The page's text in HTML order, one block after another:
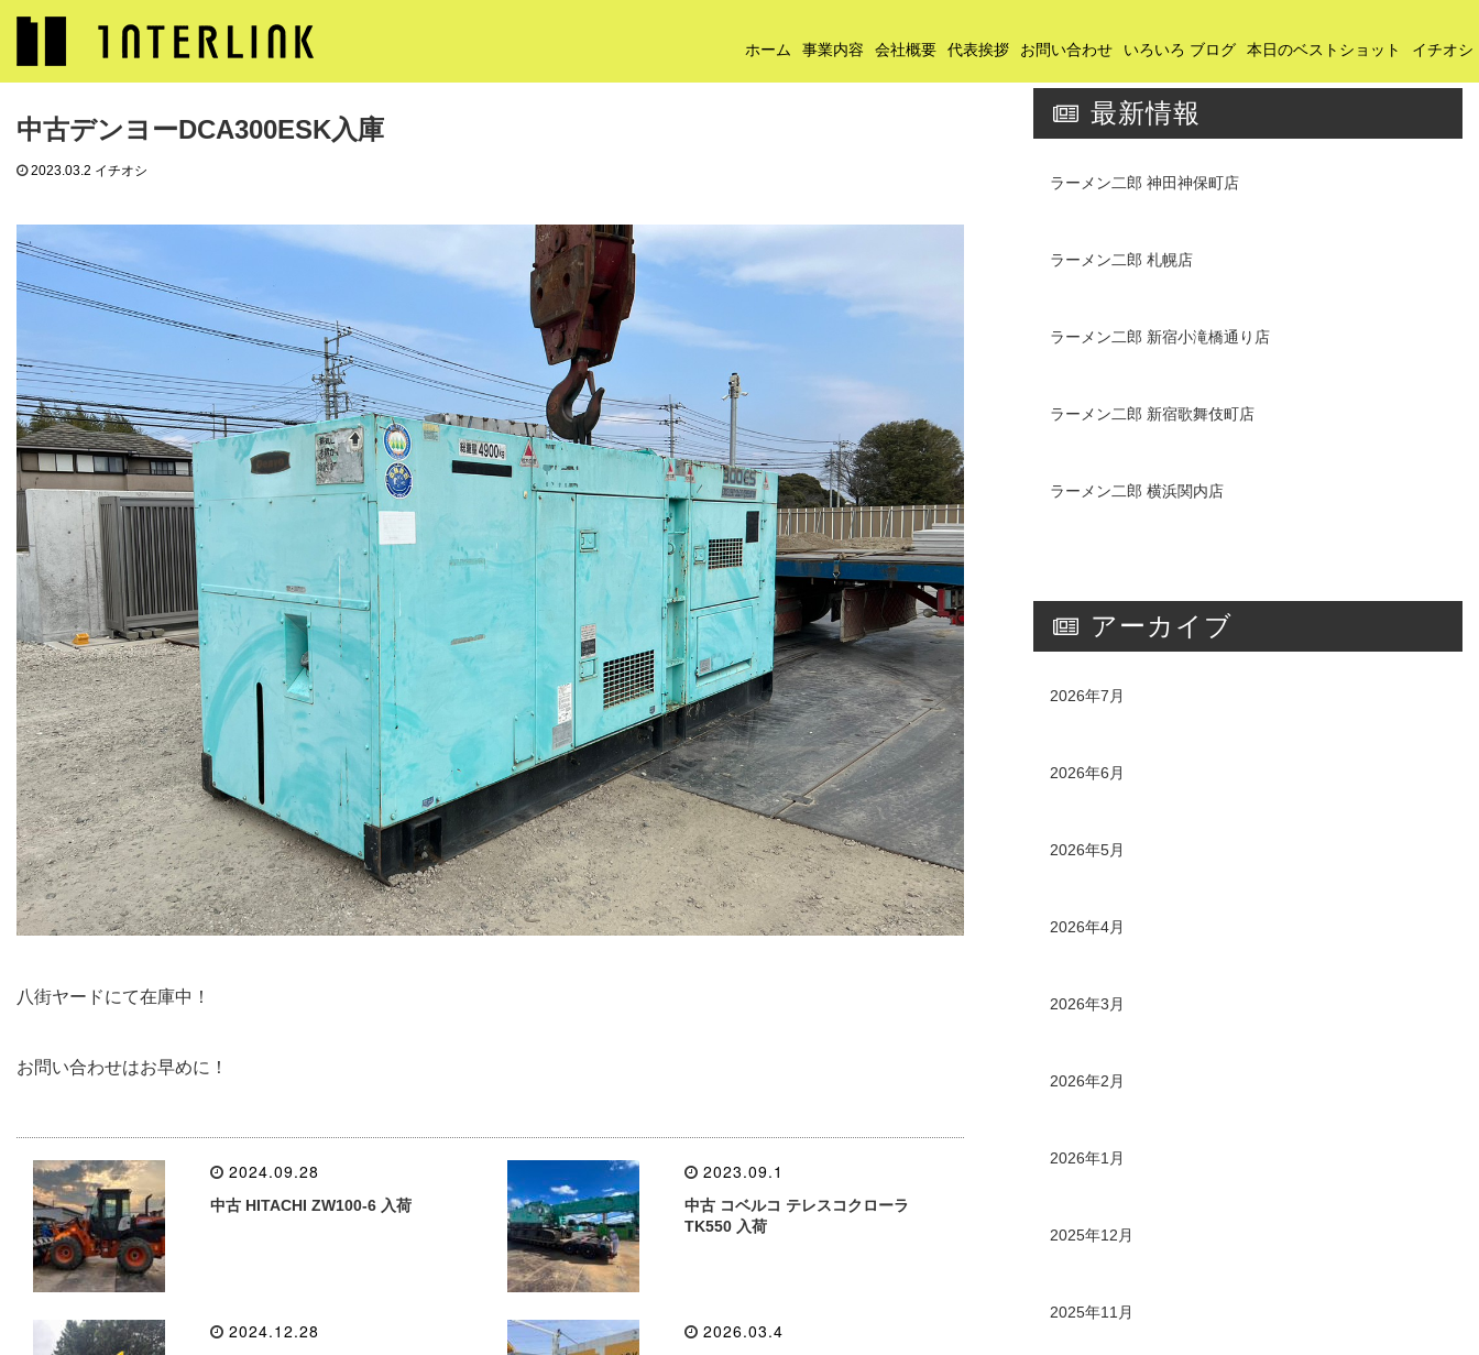
ホーム 事業内容 会社概要 代表挨拶 お問い合わせ いろいろ ブログ 本日のベストショット イチオシ
イチオシ 中古デンヨーDCA300ESK入庫
中古デンヨーDCA300ESK入庫
2023.03.2 イチオシ
八街ヤードにて在庫中！
お問い合わせはお早めに！
2024.09.28
中古 HITACHI ZW100-6 入荷
2023.09.1
中古 コベルコ テレスコクローラ
TK550 入荷
2024.12.28 2026.03.4
最新情報
ラーメン二郎 神田神保町店
ラーメン二郎 札幌店
ラーメン二郎 新宿小滝橋通り店
ラーメン二郎 新宿歌舞伎町店
ラーメン二郎 横浜関内店
アーカイブ
2026年7月
2026年6月
2026年5月
2026年4月
2026年3月
2026年2月
2026年1月
2025年12月
2025年11月